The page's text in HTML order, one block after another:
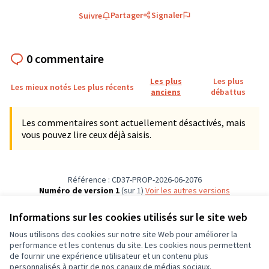
Informations sur les cookies utilisés sur le site web
Nous utilisons des cookies sur notre site Web pour améliorer la
performance et les contenus du site. Les cookies nous permettent
de fournir une expérience utilisateur et un contenu plus
personnalisés à partir de nos canaux de médias sociaux.
Suivre Partager Signaler
0 commentaire
Les mieux notés Les plus récents
Les plus
anciens
Les plus
débattus
Les commentaires sont actuellement désactivés, mais
vous pouvez lire ceux déjà saisis.
Référence : CD37-PROP-2026-06-2076
Numéro de version 1(sur 1)
voir les autres versions
Conditions d'utilisation
Paramètres des cookies
CD37 sur XCD37 sur Facebook
CD37 sur Instagram
CD37 sur YouTube